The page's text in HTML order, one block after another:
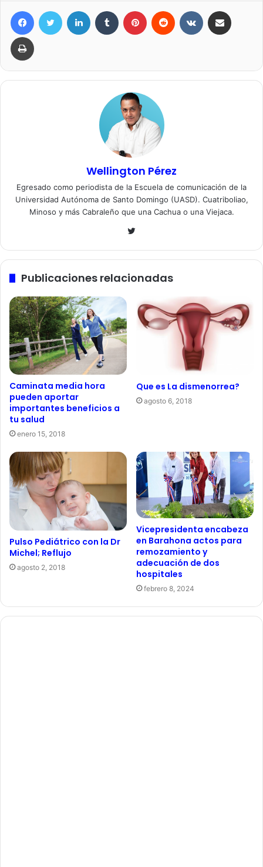
FacebookTwitter LinkedIn Tumblr Pinterest Reddit VKontakte
Imprimir
Wellington Pérez
Egresado como periodista de la Escuela de comunicación de la
Universidad Autónoma de Santo Domingo (UASD). Cuatriboliao,
Minoso y más Cabraleño que una Cachua o una Viejaca.
Twitter
Publicaciones relacionadas
Caminata media hora
pueden aportar
importantes beneficios a
tu salud
enero 15, 2018
Que es La dismenorrea?
agosto 6, 2018
Pulso Pediátrico con la Dr
Michel; Reflujo
agosto 2, 2018
Vicepresidenta encabeza
en Barahona actos para
remozamiento y
adecuación de dos
hospitales
febrero 8, 2024